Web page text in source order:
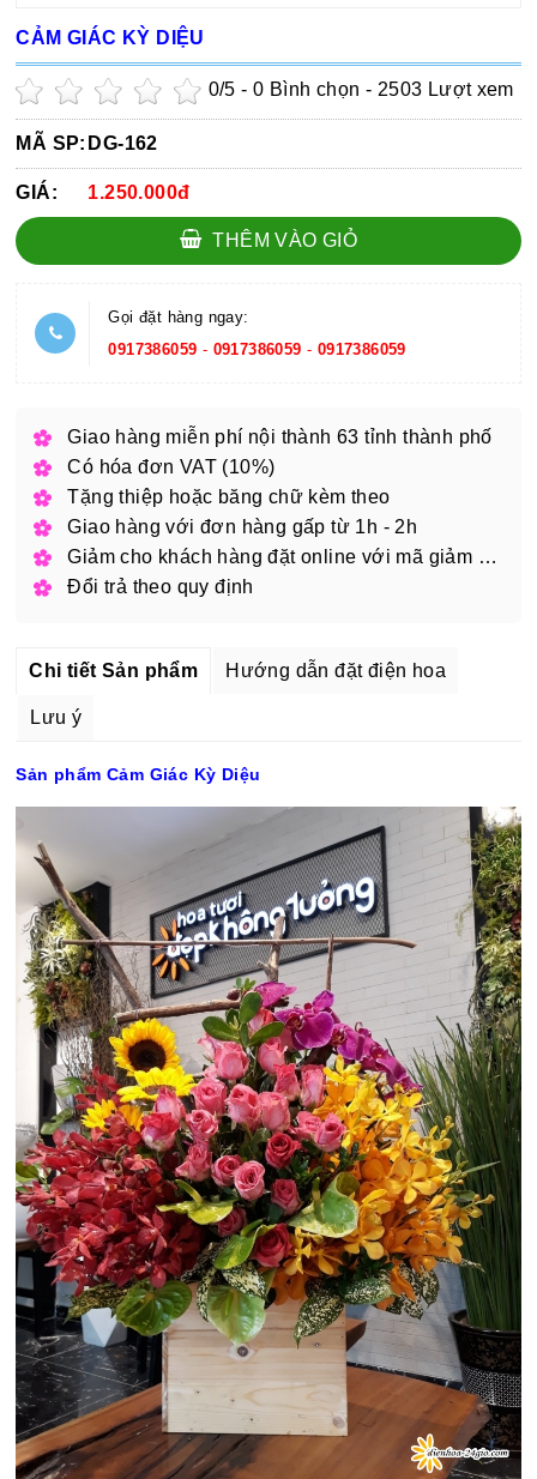
CẢM GIÁC KỲ DIỆU
0/5 -0 Bình chọn - 2503 Lượt xem
MÃ SP: DG-162
GIÁ: 1.250.000đ
THÊM VÀO GIỎ
Gọi đặt hàng ngay:
0917386059 - 0917386059 - 0917386059
Giao hàng miễn phí nội thành 63 tỉnh thành phố
Có hóa đơn VAT (10%)
Tặng thiệp hoặc băng chữ kèm theo
Giao hàng với đơn hàng gấp từ 1h - 2h
Giảm cho khách hàng đặt online với mã giảm giá
Đổi trả theo quy định
Chi tiết Sản phẩm Hướng dẫn đặt điện hoa
Lưu ý
Sản phẩm Cảm Giác Kỳ Diệu